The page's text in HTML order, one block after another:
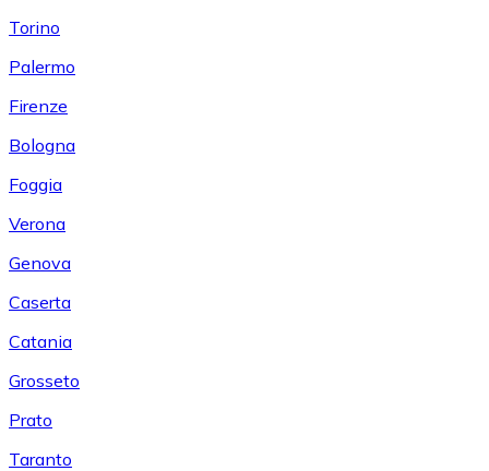
Torino
Palermo
Firenze
Bologna
Foggia
Verona
Genova
Caserta
Catania
Grosseto
Prato
Taranto